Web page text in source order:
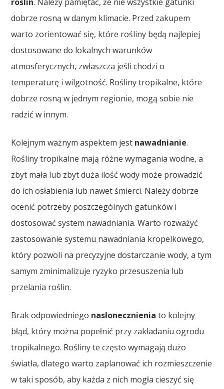
dobrze rosną w danym klimacie. Przed zakupem
warto zorientować się, które rośliny będą najlepiej
dostosowane do lokalnych warunków
atmosferycznych, zwłaszcza jeśli chodzi o
temperaturę i wilgotność. Rośliny tropikalne, które
dobrze rosną w jednym regionie, mogą sobie nie
radzić w innym.
Kolejnym ważnym aspektem jest nawadnianie.
Rośliny tropikalne mają różne wymagania wodne, a
zbyt mała lub zbyt duża ilość wody może prowadzić
do ich osłabienia lub nawet śmierci. Należy dobrze
ocenić potrzeby poszczególnych gatunków i
dostosować system nawadniania. Warto rozważyć
zastosowanie systemu nawadniania kropelkowego,
który pozwoli na precyzyjne dostarczanie wody, a tym
samym zminimalizuje ryzyko przesuszenia lub
przelania roślin.
Brak odpowiedniego nasłonecznienia to kolejny
błąd, który można popełnić przy zakładaniu ogrodu
tropikalnego. Rośliny te często wymagają dużo
światła, dlatego warto zaplanować ich rozmieszczenie
w taki sposób, aby każda z nich mogła cieszyć się